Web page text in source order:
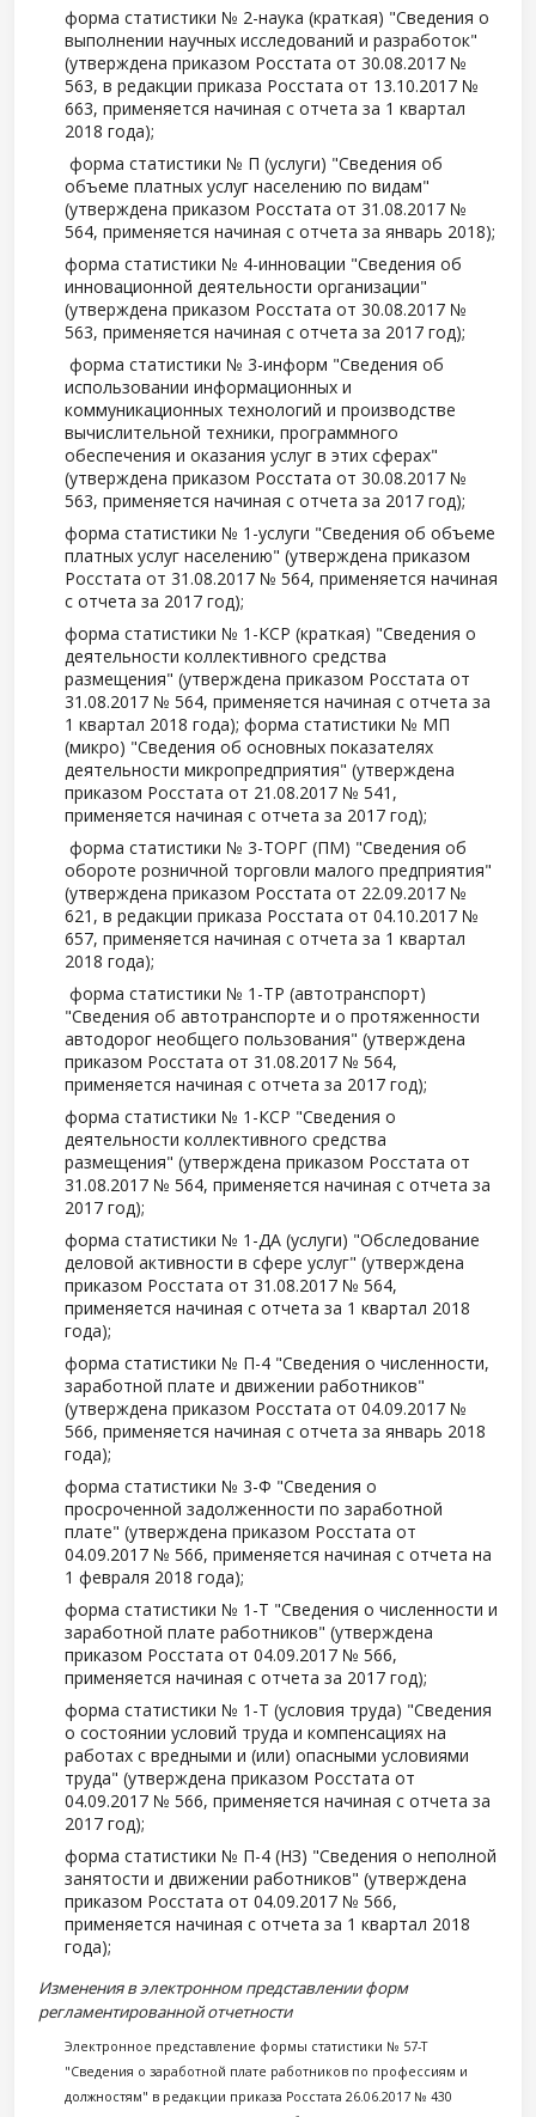
форма статистики № 2-наука (краткая) "Сведения о
выполнении научных исследований и разработок"
(утверждена приказом Росстата от 30.08.2017 №
563, в редакции приказа Росстата от 13.10.2017 №
663, применяется начиная с отчета за 1 квартал
2018 года);
форма статистики № П (услуги) "Сведения об
объеме платных услуг населению по видам"
(утверждена приказом Росстата от 31.08.2017 №
564, применяется начиная с отчета за январь 2018);
форма статистики № 4-инновации "Сведения об
инновационной деятельности организации"
(утверждена приказом Росстата от 30.08.2017 №
563, применяется начиная с отчета за 2017 год);
форма статистики № 3-информ "Сведения об
использовании информационных и
коммуникационных технологий и производстве
вычислительной техники, программного
обеспечения и оказания услуг в этих сферах"
(утверждена приказом Росстата от 30.08.2017 №
563, применяется начиная с отчета за 2017 год);
форма статистики № 1-услуги "Сведения об объеме
платных услуг населению" (утверждена приказом
Росстата от 31.08.2017 № 564, применяется начиная
с отчета за 2017 год);
форма статистики № 1-КСР (краткая) "Сведения о
деятельности коллективного средства
размещения" (утверждена приказом Росстата от
31.08.2017 № 564, применяется начиная с отчета за
1 квартал 2018 года); форма статистики № МП
(микро) "Сведения об основных показателях
деятельности микропредприятия" (утверждена
приказом Росстата от 21.08.2017 № 541,
применяется начиная с отчета за 2017 год);
форма статистики № 3-ТОРГ (ПМ) "Сведения об
обороте розничной торговли малого предприятия"
(утверждена приказом Росстата от 22.09.2017 №
621, в редакции приказа Росстата от 04.10.2017 №
657, применяется начиная с отчета за 1 квартал
2018 года);
форма статистики № 1-ТР (автотранспорт)
"Сведения об автотранспорте и о протяженности
автодорог необщего пользования" (утверждена
приказом Росстата от 31.08.2017 № 564,
применяется начиная с отчета за 2017 год);
форма статистики № 1-КСР "Сведения о
деятельности коллективного средства
размещения" (утверждена приказом Росстата от
31.08.2017 № 564, применяется начиная с отчета за
2017 год);
форма статистики № 1-ДА (услуги) "Обследование
деловой активности в сфере услуг" (утверждена
приказом Росстата от 31.08.2017 № 564,
применяется начиная с отчета за 1 квартал 2018
года);
форма статистики № П-4 "Сведения о численности,
заработной плате и движении работников"
(утверждена приказом Росстата от 04.09.2017 №
566, применяется начиная с отчета за январь 2018
года);
форма статистики № 3-Ф "Сведения о
просроченной задолженности по заработной
плате" (утверждена приказом Росстата от
04.09.2017 № 566, применяется начиная с отчета на
1 февраля 2018 года);
форма статистики № 1-Т "Сведения о численности и
заработной плате работников" (утверждена
приказом Росстата от 04.09.2017 № 566,
применяется начиная с отчета за 2017 год);
форма статистики № 1-Т (условия труда) "Сведения
о состоянии условий труда и компенсациях на
работах с вредными и (или) опасными условиями
труда" (утверждена приказом Росстата от
04.09.2017 № 566, применяется начиная с отчета за
2017 год);
форма статистики № П-4 (НЗ) "Сведения о неполной
занятости и движении работников" (утверждена
приказом Росстата от 04.09.2017 № 566,
применяется начиная с отчета за 1 квартал 2018
года);
Изменения в электронном представлении форм
регламентированной отчетности
Электронное представление формы статистики № 57-Т
"Сведения о заработной плате работников по профессиям и
должностям" в редакции приказа Росстата 26.06.2017 № 430